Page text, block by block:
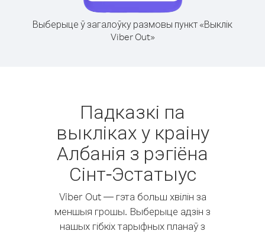
Выберыце ў загалоўку размовы пункт «Выклік
Viber Out»
Падказкі па
выкліках у краіну
Албанія з рэгіёна
Сінт-Эстатыус
Viber Out — гэта больш хвілін за
меншыя грошы. Выберыце адзін з
нашых гібкіх тарыфных планаў з